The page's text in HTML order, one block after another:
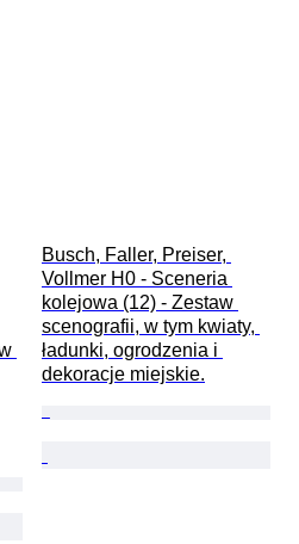
Busch, Faller, Preiser,
Vollmer H0 - Sceneria
kolejowa (12) - Zestaw
scenografii, w tym kwiaty,
ładunki, ogrodzenia i
dekoracje miejskie.